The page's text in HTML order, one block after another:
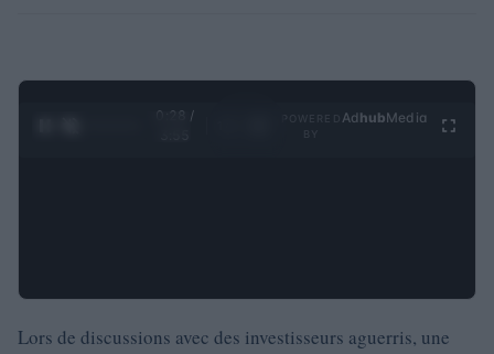
0:29 /
Ad hubMedia
Lors de discussions avec des investisseurs aguerris, une